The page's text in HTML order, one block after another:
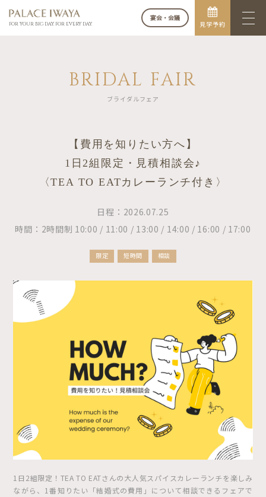
FOR YOUR BIG DAY. FOR EVERY DAY.
宴会・会議
見学予約
BRIDAL FAIR
ブライダルフェア
【費用を知りたい方へ】
1日2組限定・見積相談会♪
〈TEA TO EATカレーランチ付き〉
日程：2026.07.25
時間：2時間制 10:00 / 11:00 / 13:00 / 14:00 / 16:00 / 17:00
限定 短時間 相談
1日2組限定！TEA TO EATさんの大人気スパイスカレーランチを楽しみ
ながら、1番知りたい「結婚式の費用」について相談できるフェアで